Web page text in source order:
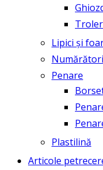
Lipici și
Penare
Plastilină
Articole